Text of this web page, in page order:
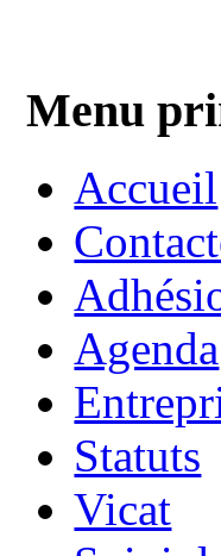
Menu
Accueil
Agenda
Statuts
Vicat